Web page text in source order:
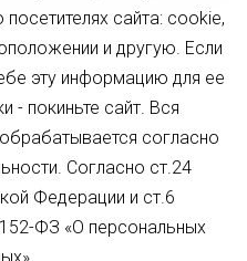
сайта: cookie,
и другую. Если
эту информацию для ее
- покиньте сайт. Вся
согласно
Согласно ст.24
Федерации и ст.6
ФЗ «О персональных